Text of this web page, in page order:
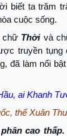
biết ta trăm
cuộc sống.
chữ Thời và
truyền tụng
đã làm nổi
ai Khanh
thế Xuân
cao thấp.